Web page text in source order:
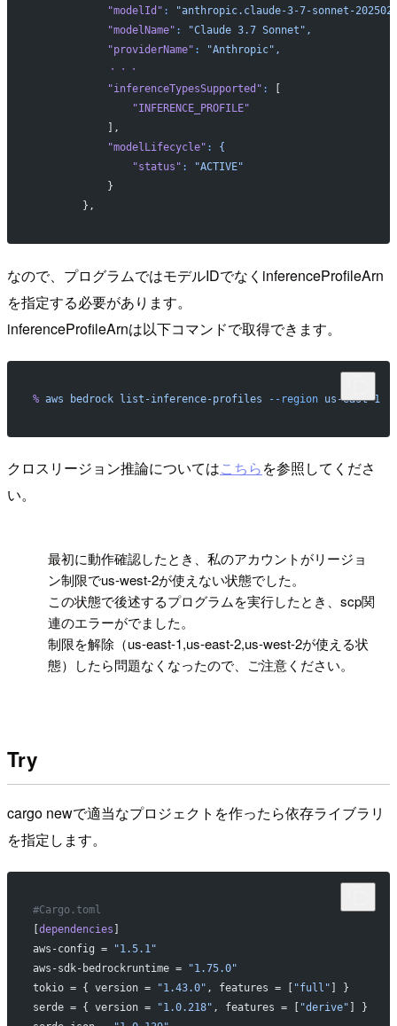
            "modelId"
:
"anthropic.claude-3-7-sonnet-
            "modelName"
:
"Claude 3.7 Sonnet",
            "providerName"
:
"Anthropic",
            ・・・
            "inferenceTypesSupported"
:
                "INFERENCE_PROFILE"
            ],
            "modelLifecycle"
:
{
                "status"
:
"ACTIVE"
            }
        },
なので、プログラムではモデルIDでなくinferenceProfileArn
を指定する必要があります。
inferenceProfileArnは以下コマンドで取得できます。
% aws bedrock list-inference-profiles --region us-east-1
クロスリージョン推論についてはこちらを参照してくださ
い。
最初に動作確認したとき、私のアカウントがリージョ
ン制限でus-west-2が使えない状態でした。
この状態で後述するプログラムを実行したとき、scp関
連のエラーがでました。
制限を解除（us-east-1,us-east-2,us-west-2が使える状
態）したら問題なくなったので、ご注意ください。
Try
cargo newで適当なプロジェクトを作ったら依存ライブラリ
を指定します。
#Cargo.toml
dependencies
aws-config =
"1.5.1"
aws-sdk-bedrockruntime =
"1.75.0"
tokio = { version =
"1.43.0" , features = [ "full" ] }
serde = { version =
"1.0.218" , features = [ "derive" ] }